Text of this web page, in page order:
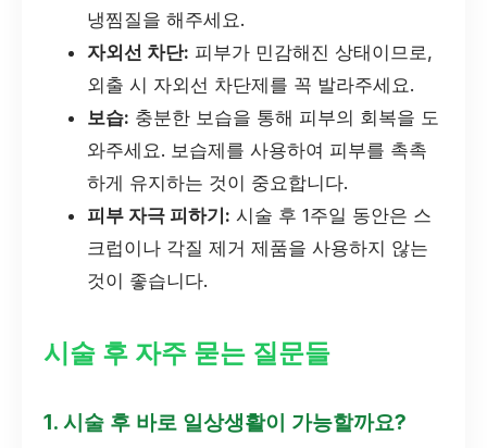
냉찜질을 해주세요.
자외선 차단: 피부가 민감해진 상태이므로,
외출 시 자외선 차단제를 꼭 발라주세요.
보습: 충분한 보습을 통해 피부의 회복을 도
와주세요. 보습제를 사용하여 피부를 촉촉
하게 유지하는 것이 중요합니다.
피부 자극 피하기: 시술 후 1주일 동안은 스
크럽이나 각질 제거 제품을 사용하지 않는
것이 좋습니다.
시술 후 자주 묻는 질문들
1. 시술 후 바로 일상생활이 가능할까요?